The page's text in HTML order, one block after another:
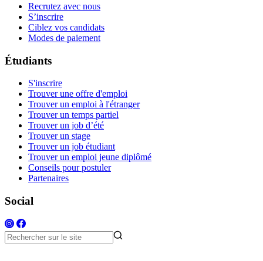
Recrutez avec nous
S’inscrire
Ciblez vos candidats
Modes de paiement
Étudiants
S'inscrire
Trouver une offre d'emploi
Trouver un emploi à l'étranger
Trouver un temps partiel
Trouver un job d’été
Trouver un stage
Trouver un job étudiant
Trouver un emploi jeune diplômé
Conseils pour postuler
Partenaires
Social